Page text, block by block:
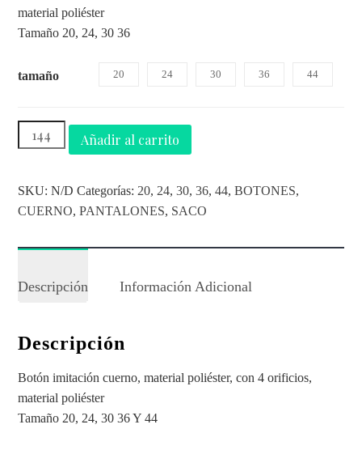
material poliéster
Tamaño 20, 24, 30 36
tamaño 20 24 30 36 44
Añadir al carrito
SKU:N/D Categorías: 20, 24,30,36,44,BOTONES,
CUERNO,PANTALONES, SACO
Descripción Información Adicional
Descripción
Botón imitación cuerno, material poliéster, con 4 orificios,
material poliéster
Tamaño 20, 24, 30 36 Y 44